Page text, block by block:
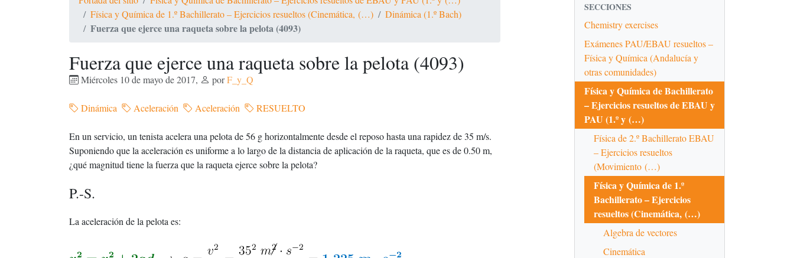
Física y Química de 1.º Bachillerato – Ejercicios resueltos (Cinemática, (…)
Dinámica (1.º Bach)
Fuerza que ejerce una raqueta sobre la pelota (4093)
Fuerza que ejerce una raqueta sobre la pelota (4093)
Miércoles 10 de mayo de 2017, porF_y_Q
Dinámica Aceleración Aceleración RESUELTO
En un servicio, un tenista acelera una pelota de 56 g horizontalmente desde el reposo hasta una rapidez de 35 m/s.
Suponiendo que la aceleración es uniforme a lo largo de la distancia de aplicación de la raqueta, que es de 0.50 m,
¿qué magnitud tiene la fuerza que la raqueta ejerce sobre la pelota?
P.-S.
La aceleración de la pelota es:
SECCIONES
Chemistry exercises
Exámenes PAU/EBAU resueltos –
Física y Química (Andalucía y
otras comunidades)
Física y Química de Bachillerato
– Ejercicios resueltos de EBAU y
PAU (1.º y (…)
Física de 2.º Bachillerato EBAU
– Ejercicios resueltos
(Movimiento (…)
Física y Química de 1.º
Bachillerato – Ejercicios
resueltos (Cinemática, (…)
Algebra de vectores
Cinemática